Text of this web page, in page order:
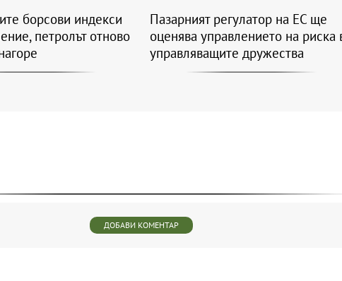
борсови индекси
петролът отново
Пазарният регулатор на ЕС ще
оценява управлението на риска
управляващите дружества
ДОБАВИ КОМЕНТАР